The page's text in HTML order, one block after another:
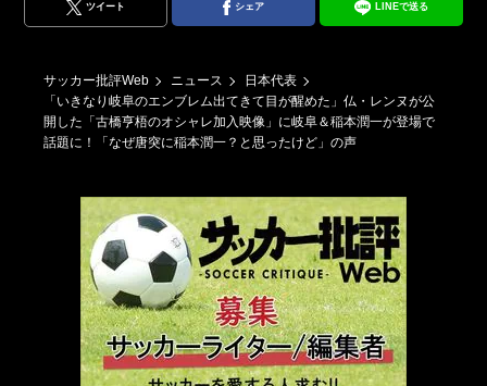
ツイート シェア LINEで送る
サッカー批評Web ニュース
日本代表
「いきなり岐阜のエンブレム出てきて目が醒めた」仏・レンヌが公
開した「古橋亨梧のオシャレ加入映像」に岐阜＆稲本潤一が登場で
話題に！「なぜ唐突に稲本潤一？と思ったけど」の声